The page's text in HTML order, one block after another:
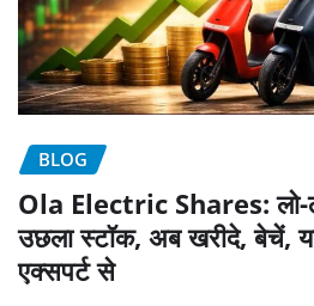
BLOG
Ola Electric Shares:
उछला स्टॉक, अब खरीदे, बेचें,
एक्सपर्ट से